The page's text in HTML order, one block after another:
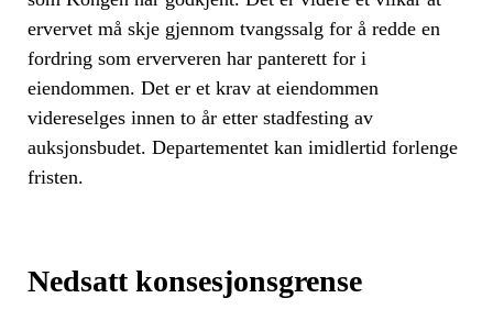
ervervet må skje gjennom tvangssalg for å redde en
fordring som erververen har panterett for i
eiendommen. Det er et krav at eiendommen
videreselges innen to år etter stadfesting av
auksjonsbudet. Departementet kan imidlertid forlenge
fristen.
Nedsatt konsesjonsgrense